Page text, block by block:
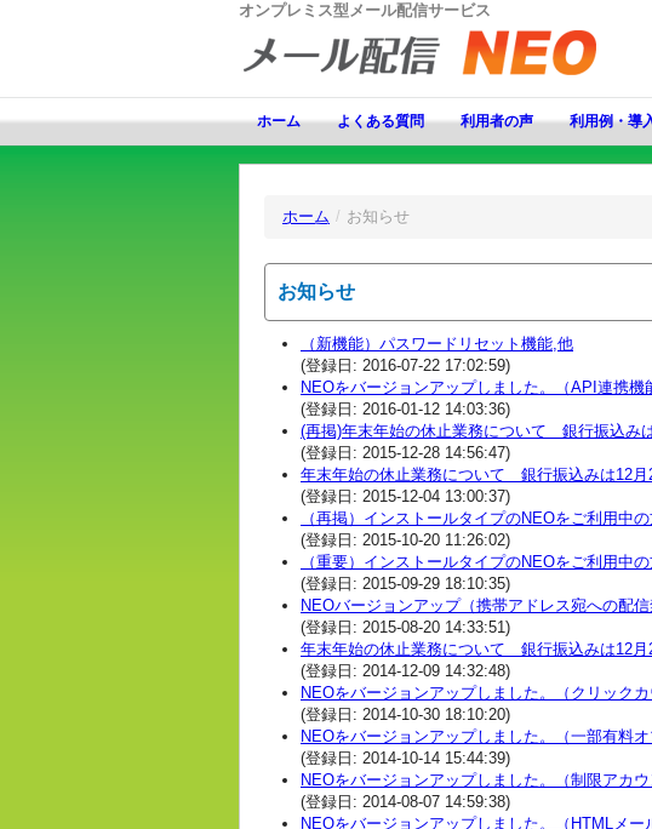
オンプレミス型メール配信サービス
ホーム よくある質問 利用者の声 利用例・導
ホーム / お知らせ
お知らせ
（新機能）パスワードリセット機能,他
(登録日: 2016-07-22 17:02:59)
NEOをバージョンアップしました。（API連携機
(登録日: 2016-01-12 14:03:36)
(再掲)年末年始の休止業務について 銀行振込み
(登録日: 2015-12-28 14:56:47)
年末年始の休止業務について 銀行振込みは12月
(登録日: 2015-12-04 13:00:37)
（再掲）インストールタイプのNEOをご利用中
(登録日: 2015-10-20 11:26:02)
（重要）インストールタイプのNEOをご利用中
(登録日: 2015-09-29 18:10:35)
NEOバージョンアップ（携帯アドレス宛への配信
(登録日: 2015-08-20 14:33:51)
年末年始の休止業務について 銀行振込みは12月
(登録日: 2014-12-09 14:32:48)
NEOをバージョンアップしました。（クリックカ
(登録日: 2014-10-30 18:10:20)
NEOをバージョンアップしました。（一部有料オ
(登録日: 2014-10-14 15:44:39)
NEOをバージョンアップしました。（制限アカウ
(登録日: 2014-08-07 14:59:38)
NEOをバージョンアップしました。（HTMLメー